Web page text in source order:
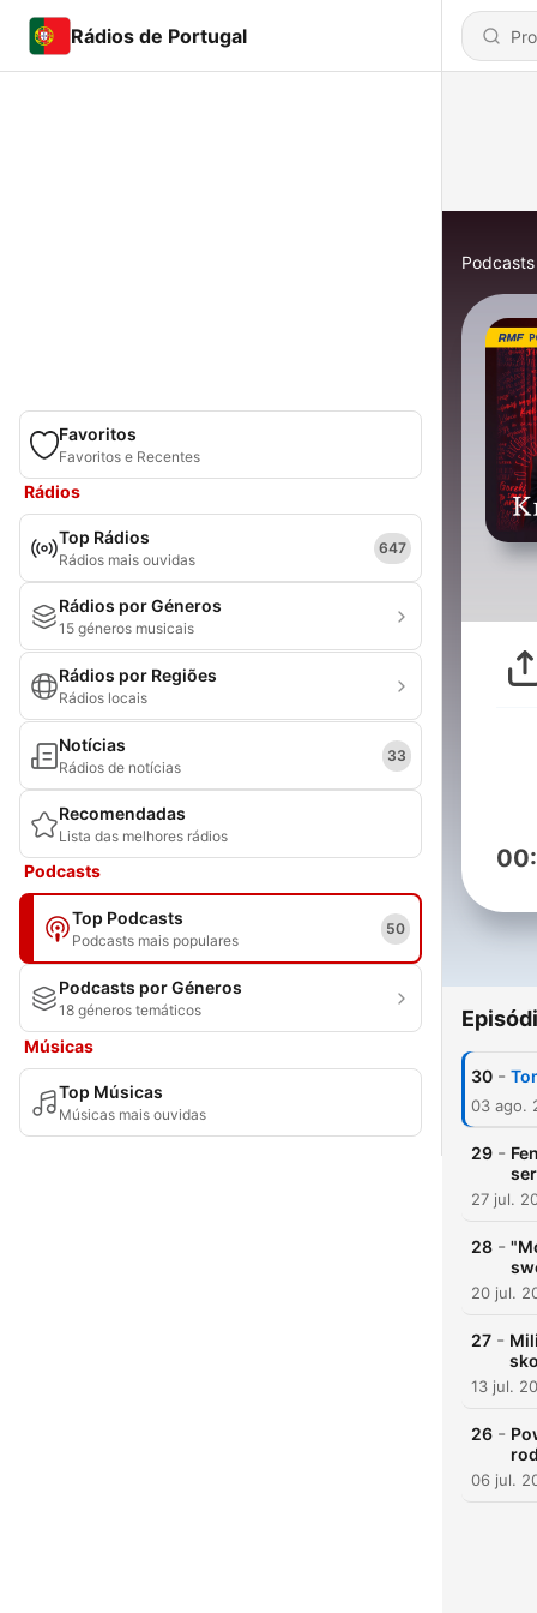
Rádios de Portugal
Favoritos
Favoritos e Recentes
Rádios
Top Rádios
Rádios mais ouvidas
647
Rádios por Géneros
15 géneros musicais
Rádios por Regiões
Rádios locais
Notícias
Rádios de notícias
33
Recomendadas
Lista das melhores rádios
Podcasts
Top Podcasts
Podcasts mais populares
50
Podcasts por Géneros
18 géneros temáticos
Músicas
Top Músicas
Músicas mais ouvidas
Podcasts
30 -
03 ago.
29 -
27 jul.
28 -
20 jul.
27 -
13 jul.
26 -
06 jul.